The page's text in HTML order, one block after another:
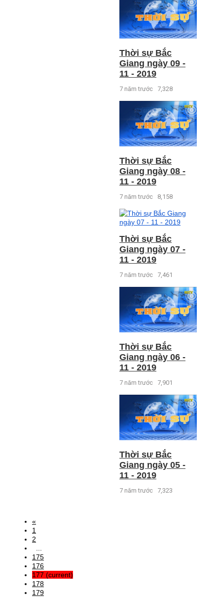
Thời sự Bắc
Giang ngày 09 -
11 - 2019
7 năm trước 7,328
Thời sự Bắc
Giang ngày 08 -
11 - 2019
7 năm trước 8,158
Thời sự Bắc
Giang ngày 07 -
11 - 2019
7 năm trước 7,461
Thời sự Bắc
Giang ngày 06 -
11 - 2019
7 năm trước 7,901
Thời sự Bắc
Giang ngày 05 -
11 - 2019
7 năm trước 7,323
«
1
2
175
176
177 (current)
178
179